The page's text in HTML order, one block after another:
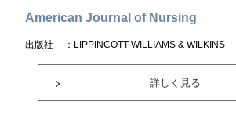
American Journal of Nursing
出版社 ：LIPPINCOTT WILLIAMS & WILKINS
詳しく見る